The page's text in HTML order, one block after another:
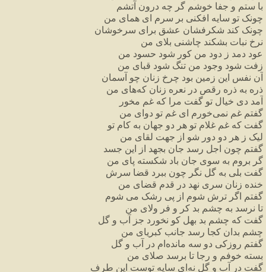
با ستم و جفا خوشم گر چه درون آتشم
چونک تو سایه افکنی بر سرم ای همای من
چونک کند شکرفشان عشق برای سرخوشان
نرخ نبات بشکند چاشنی بلای من
عود دمد ز دود من کور شود حسود من
زفت شود وجود من تنگ شود قبای من
آن نفس این زمین بود چرخ زنان چو آسمان
ذره به ذره رقص در نعره زنان کههای من
آمد دی خیال تو گفت مرا که غم مخور
گفتم غم نمیخورم ای غم تو دوای من
گفت که غم غلام تو هر دو جهان به کام تو
لیک ز هر دو دور شو از جهت لقای من
گفتم چون اجل رسد جان بجهد از این جسد
گر بروم به سوی جان باد شکسته پای من
گفت بلی به گل نگر چون ببرد قضا سرش
خنده زنان سری نهد در قدم قضای من
گفتم اگر ترش شوم از پی رشک می شوم
تا نرسد به چشم بد کر و فر ولای من
گفت که چشم بد بهل کو نخورد جز آب و گل
چشم بدان کجا رسد جانب کبریای من
گفتم روزکی دو سه مانده ام در آب و گل
بسته خوفم و رجا تا برسد صلای من
گفت در آب و گل نه ای سایه توست این طرف